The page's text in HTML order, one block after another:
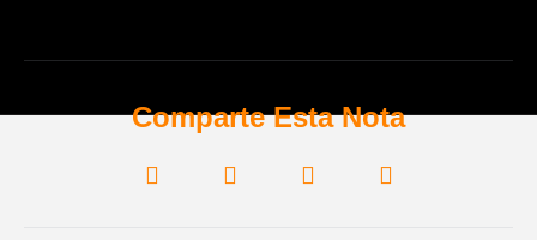
Comparte Esta Nota